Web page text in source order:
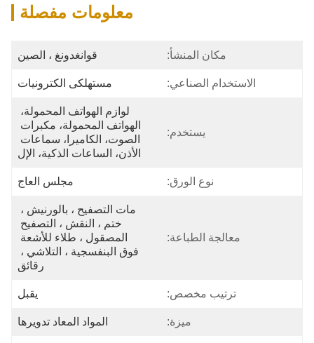
معلومات مفصلة
مكان المنشأ: قوانغدونغ ، الصين
الاستخدام الصناعي: مستهلكى الكترونيات
يستخدم:
الأذن، الساعات الذكية، الإل
نوع الورق: مجلس العاج
معالجة الطباعة:
رقائق
ترتيب مخصص: يقبل
ميزة: المواد المعاد تدويرها